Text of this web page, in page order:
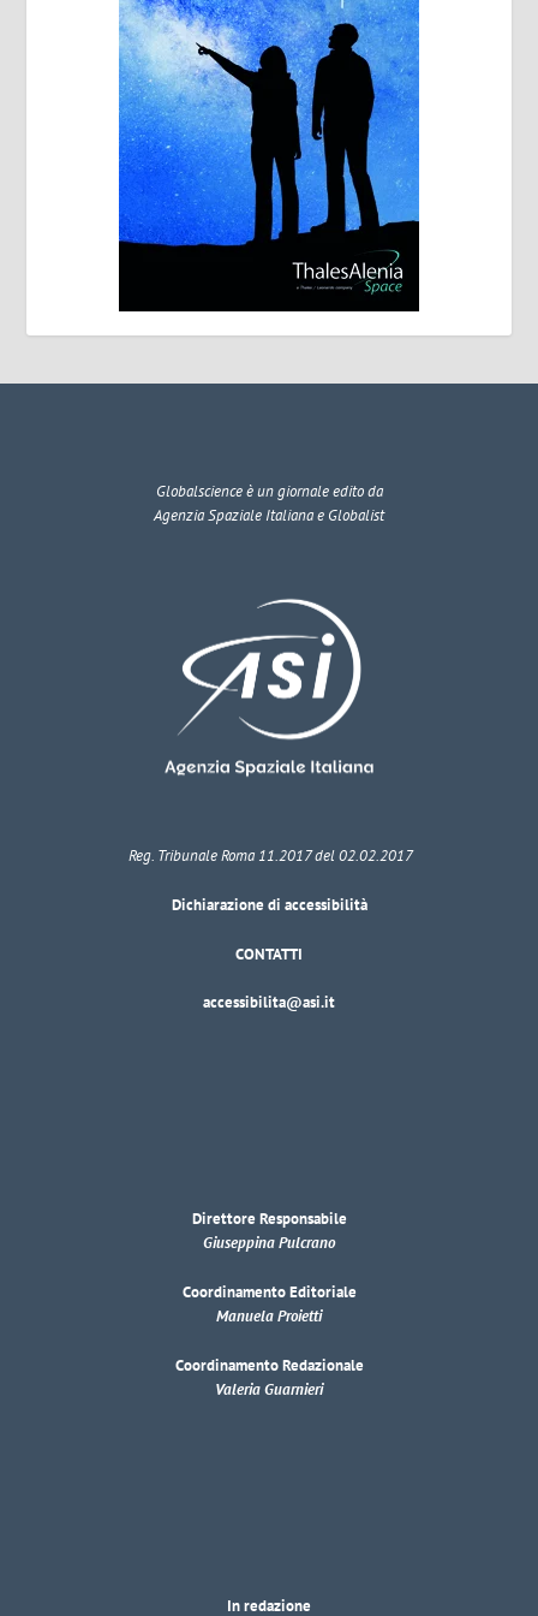
Globalscienceè un giornale edito da
Agenzia Spaziale Italiana e Globalist
Reg. Tribunale Roma 11.2017 del 02.02.2017
Dichiarazione di accessibilità
CONTATTI
accessibilita@asi.it
Direttore Responsabile
Giuseppina Pulcrano
Coordinamento Editoriale
Manuela Proietti
Coordinamento Redazionale
Valeria Guarnieri
In redazione